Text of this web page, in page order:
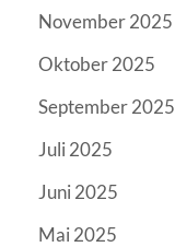
November 2025
Oktober 2025
September 2025
Juli 2025
Juni 2025
Mai 2025